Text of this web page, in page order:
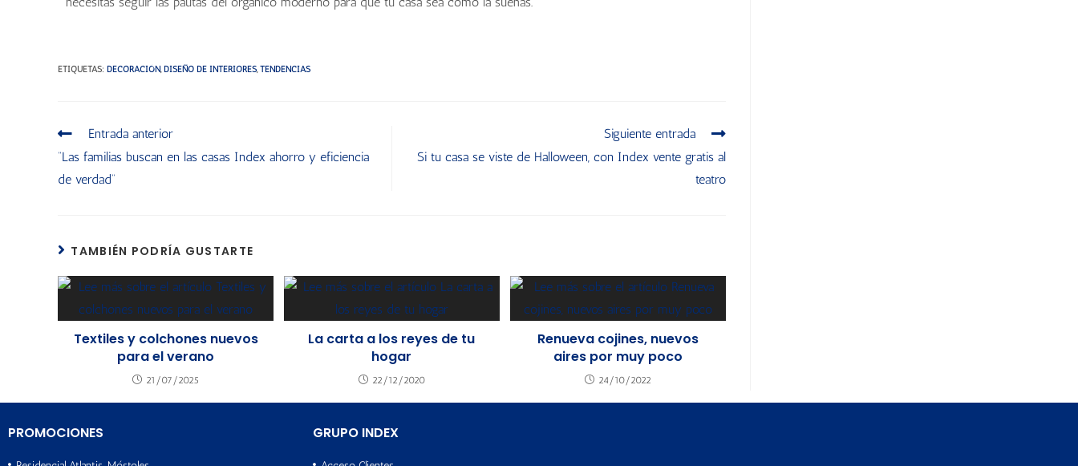
ETIQUETAS: DECORACIÓN, DISEÑO DE INTERIORES TENDENCIAS
Entrada anterior
“Las familias buscan en las casas Index ahorro y eficiencia
de verdad”
Siguiente entrada
Si tu casa se viste de Halloween, con Index vente gratis al
teatro
TAMBIÉN PODRÍA GUSTARTE
Textiles y colchones nuevos
para el verano
21/07/2025
La carta a los reyes de tu
hogar
22/12/2020
Renueva cojines, nuevos
aires por muy poco
24/10/2022
PROMOCIONES GRUPO INDEX